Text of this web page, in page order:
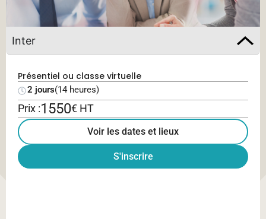
Inter
Présentiel ou classe virtuelle
2 jours(14 heures)
Prix :1550€ HT
Voir les dates et lieux
S'inscrire